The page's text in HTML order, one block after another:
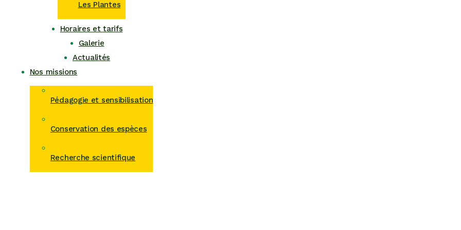
Les Plantes
Horaires et tarifs
Galerie
Actualités
Nos missions
Pédagogie et sensibilisation
Conservation des espèces
Recherche scientifique